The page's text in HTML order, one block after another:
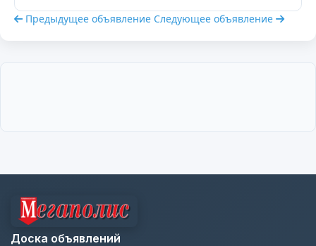
Предыдущее объявление Следующее объявление
Доска объявлений